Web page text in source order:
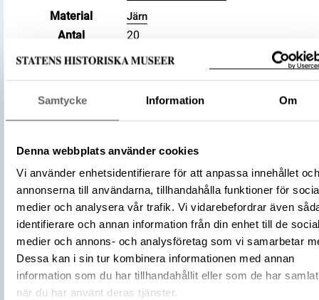
Samtycke Information Om
Denna webbplats använder cookies
Vi använder enhetsidentifierare för att anpassa innehållet och
annonserna till användarna, tillhandahålla funktioner för
medier och analysera vår trafik. Vi vidarebefordrar även
identifierare och annan information från din enhet till de
medier och annons- och analysföretag som vi samarbetar
Dessa kan i sin tur kombinera informationen med annan
information som du har tillhandahållit eller som de har
när du har använt deras tjänster.
Material Järn
Antal
20
Antal fragment
22
Föremålsnummer
469078_HST
Historisk plats
Birka, Adelsö socken
Omnämns i katalog Förvärv: 34000 på Catview
Förvärvsmetod
KML
Förvärvsdatum
2000
Fyndplats
Plats: Björkö, Hemlanden, Fornlämning:
L2017:1904, Socken: Adelsö socken,
Kommun: Ekerö kommun, Landskap:
Land: Sverige